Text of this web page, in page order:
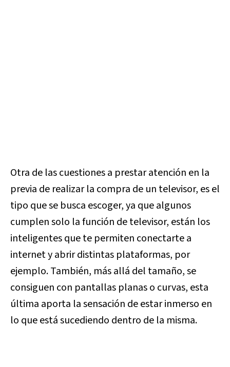
Otra de las cuestiones a prestar atención en la
previa de realizar la compra de un televisor, es el
tipo que se busca escoger, ya que algunos
cumplen solo la función de televisor, están los
inteligentes que te permiten conectarte a
internet y abrir distintas plataformas, por
ejemplo. También, más allá del tamaño, se
consiguen con pantallas planas o curvas, esta
última aporta la sensación de estar inmerso en
lo que está sucediendo dentro de la misma.